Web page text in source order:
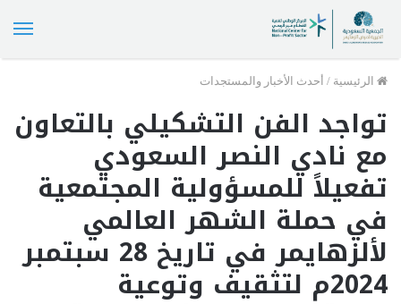
الرئيسية / أحدث الأخبار والمستجدات
تواجد الفن التشكيلي بالتعاون
مع نادي النصر السعودي
تفعيلاً للمسؤولية المجتمعية
في حملة الشهر العالمي
لألزهايمر في تاريخ 28 سبتمبر
2024م لتثقيف وتوعية